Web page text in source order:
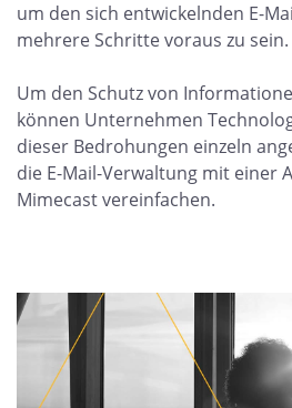
um den sich entwickelnden E-
mehrere Schritte voraus zu sein.
Um den Schutz von
können Unternehmen
dieser Bedrohungen einzeln
die E-Mail-Verwaltung mit einer
Mimecast vereinfachen.